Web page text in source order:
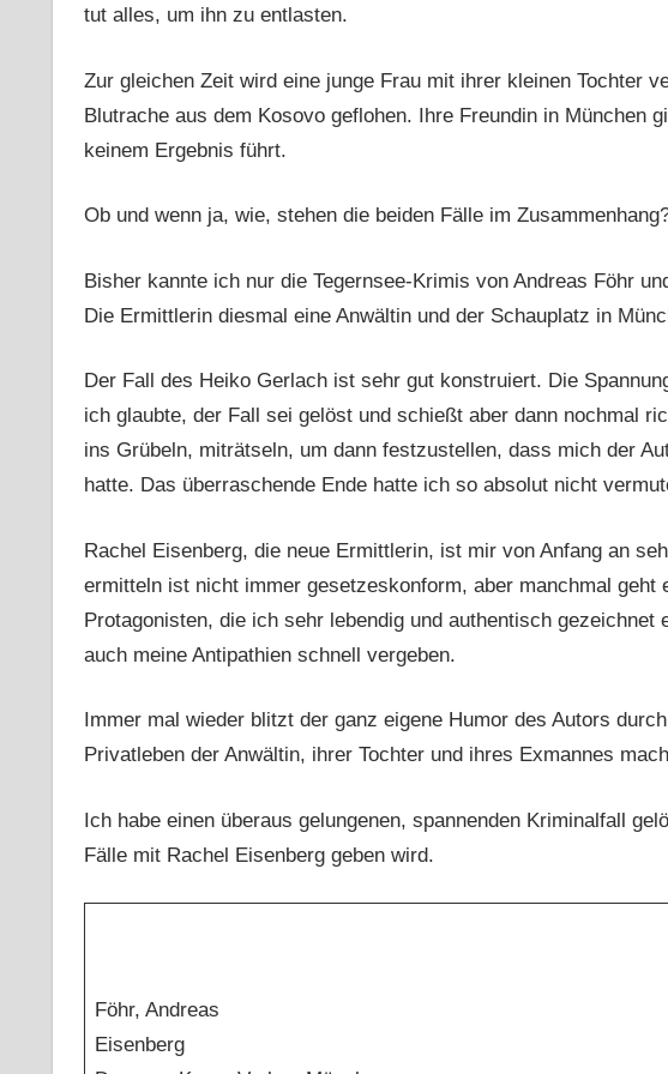
tut alles, um ihn zu entlasten.
Zur gleichen Zeit wird eine junge Frau mit ihrer kleinen Tochter
Blutrache aus dem Kosovo geflohen. Ihre Freundin in München
keinem Ergebnis führt.
Ob und wenn ja, wie, stehen die beiden Fälle im
Bisher kannte ich nur die Tegernsee-Krimis von Andreas Föhr
Die Ermittlerin diesmal eine Anwältin und der Schauplatz in
Der Fall des Heiko Gerlach ist sehr gut konstruiert. Die
ich glaubte, der Fall sei gelöst und schießt aber dann nochmal
ins Grübeln, miträtseln, um dann festzustellen, dass mich der
hatte. Das überraschende Ende hatte ich so absolut nicht
Rachel Eisenberg, die neue Ermittlerin, ist mir von Anfang an
ermitteln ist nicht immer gesetzeskonform, aber manchmal geht
Protagonisten, die ich sehr lebendig und authentisch gezeichnet
auch meine Antipathien schnell vergeben.
Immer mal wieder blitzt der ganz eigene Humor des Autors
Privatleben der Anwältin, ihrer Tochter und ihres Exmannes
Ich habe einen überaus gelungenen, spannenden Kriminalfall
Fälle mit Rachel Eisenberg geben wird.
Föhr, Andreas
Eisenberg